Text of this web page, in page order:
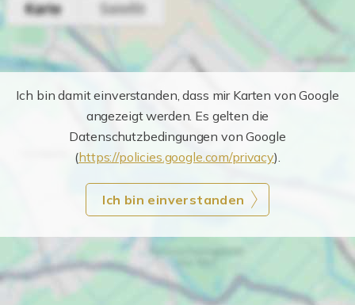
Ich bin damit einverstanden, dass mir Karten von Google
angezeigt werden. Es gelten die
Datenschutzbedingungen von Google
(https://policies.google.com/privacy).
Ich bin einverstanden